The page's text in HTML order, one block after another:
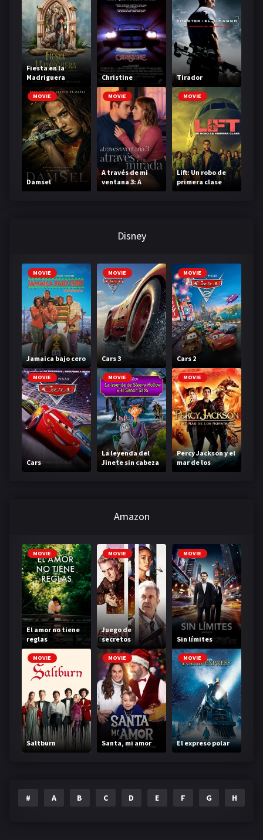
Fiesta en la
Madriguera
Christine Tirador
MOVIE
Damsel
MOVIE
A través de mi
ventana 3: A
través de tu
MOVIE
Lift: Un robo de
primera clase
Disney
MOVIE
Jamaica bajo cero
MOVIE
Cars 3
MOVIE
Cars 2
MOVIE
Cars
MOVIE
La leyenda del
Jinete sin cabeza
MOVIE
Percy Jackson y el
mar de los
monstruos
Amazon
MOVIE
El amor no tiene
reglas
MOVIE
Juego de
secretos
MOVIE
Sin límites
MOVIE
Saltburn
MOVIE
Santa, mi amor
MOVIE
El expreso polar
# A B C D E F G H